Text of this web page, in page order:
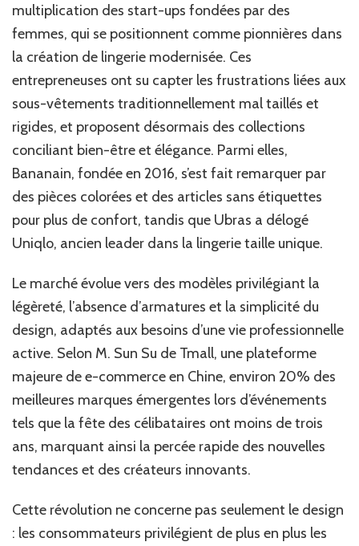
multiplication des start-ups fondées par des
femmes, qui se positionnent comme pionnières dans
la création de lingerie modernisée. Ces
entrepreneuses ont su capter les frustrations liées aux
sous-vêtements traditionnellement mal taillés et
rigides, et proposent désormais des collections
conciliant bien-être et élégance. Parmi elles,
Bananain, fondée en 2016, s’est fait remarquer par
des pièces colorées et des articles sans étiquettes
pour plus de confort, tandis que Ubras a délogé
Uniqlo, ancien leader dans la lingerie taille unique.
Le marché évolue vers des modèles privilégiant la
légèreté, l’absence d’armatures et la simplicité du
design, adaptés aux besoins d’une vie professionnelle
active. Selon M. Sun Su de Tmall, une plateforme
majeure de e-commerce en Chine, environ 20% des
meilleures marques émergentes lors d’événements
tels que la fête des célibataires ont moins de trois
ans, marquant ainsi la percée rapide des nouvelles
tendances et des créateurs innovants.
Cette révolution ne concerne pas seulement le design
: les consommateurs privilégient de plus en plus les